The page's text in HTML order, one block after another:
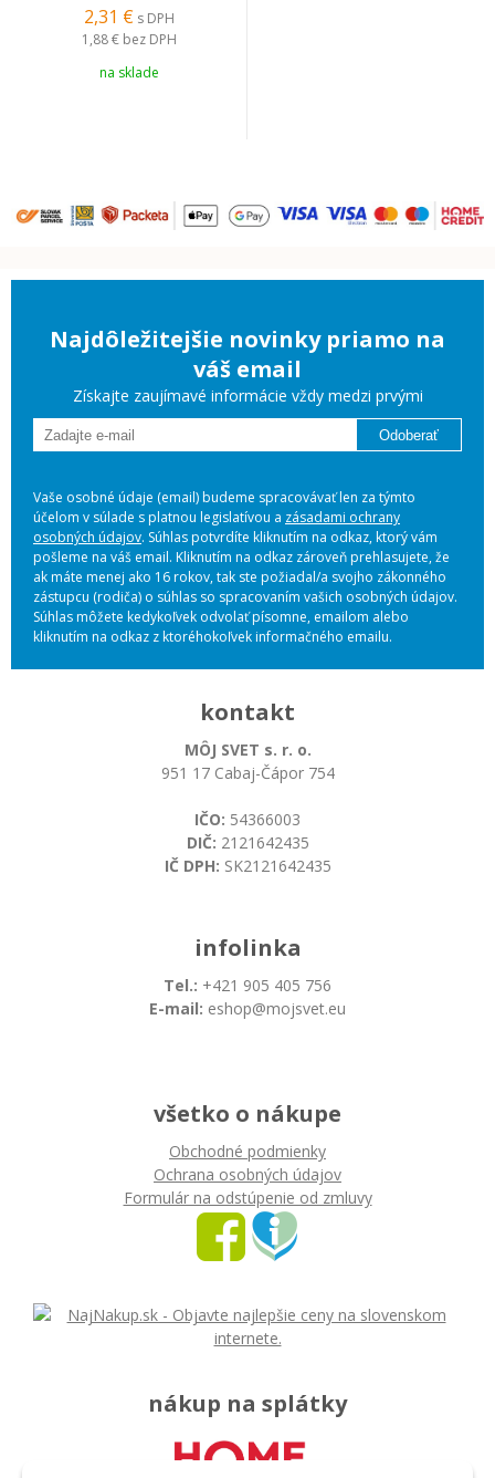
2,31 € s DPH
1,88 € bez DPH
na sklade
Najdôležitejšie novinky priamo na
váš email
Získajte zaujímavé informácie vždy medzi prvými
Odoberať
Vaše osobné údaje (email) budeme spracovávať len za týmto
účelom v súlade s platnou legislatívou a zásadami ochrany
osobných údajov. Súhlas potvrdíte kliknutím na odkaz, ktorý vám
pošleme na váš email. Kliknutím na odkaz zároveň prehlasujete, že
ak máte menej ako 16 rokov, tak ste požiadal/a svojho zákonného
zástupcu (rodiča) o súhlas so spracovaním vašich osobných údajov.
Súhlas môžete kedykoľvek odvolať písomne, emailom alebo
kliknutím na odkaz z ktoréhokoľvek informačného emailu.
kontakt
MÔJ SVET s. r. o.
951 17 Cabaj-Čápor 754
IČO: 54366003
DIČ: 2121642435
IČ DPH: SK2121642435
infolinka
Tel.: +421 905 405 756
E-mail: eshop@mojsvet.eu
všetko o nákupe
Obchodné podmienky
Ochrana osobných údajov
Formulár na odstúpenie od zmluvy
nákup na splátky